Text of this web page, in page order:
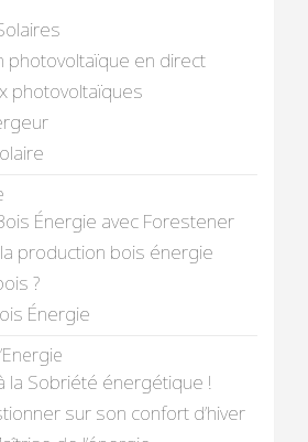
photovoltaïque en direct
photovoltaïques
Énergie avec Forestener
production bois énergie
?
Énergie
la Sobriété énergétique !
sur son confort d’hiver